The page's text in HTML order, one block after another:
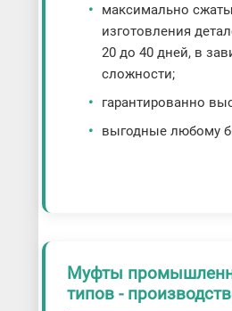
максимально
изготовления
20 до 40 дней, в
сложности;
гарантированно
выгодные любому
Муфты
типов -